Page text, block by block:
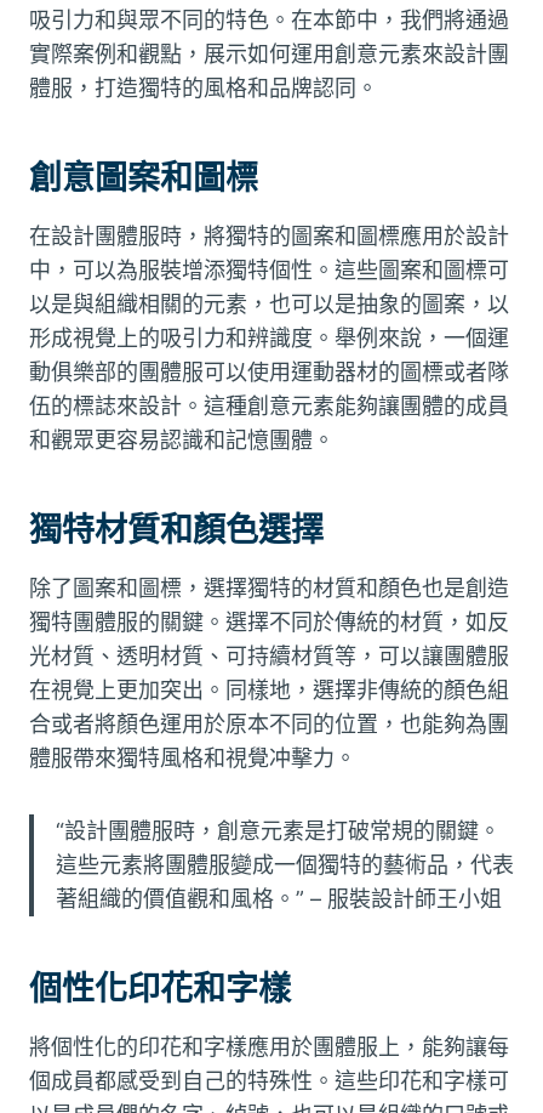
吸引力和與眾不同的特色。在本節中，我們將通過
實際案例和觀點，展示如何運用創意元素來設計團
體服，打造獨特的風格和品牌認同。
創意圖案和圖標
在設計團體服時，將獨特的圖案和圖標應用於設計
中，可以為服裝增添獨特個性。這些圖案和圖標可
以是與組織相關的元素，也可以是抽象的圖案，以
形成視覺上的吸引力和辨識度。舉例來說，一個運
動俱樂部的團體服可以使用運動器材的圖標或者隊
伍的標誌來設計。這種創意元素能夠讓團體的成員
和觀眾更容易認識和記憶團體。
獨特材質和顏色選擇
除了圖案和圖標，選擇獨特的材質和顏色也是創造
獨特團體服的關鍵。選擇不同於傳統的材質，如反
光材質、透明材質、可持續材質等，可以讓團體服
在視覺上更加突出。同樣地，選擇非傳統的顏色組
合或者將顏色運用於原本不同的位置，也能夠為團
體服帶來獨特風格和視覺冲擊力。
“設計團體服時，創意元素是打破常規的關鍵。
這些元素將團體服變成一個獨特的藝術品，代表
著組織的價值觀和風格。” – 服裝設計師王小姐
個性化印花和字樣
將個性化的印花和字樣應用於團體服上，能夠讓每
個成員都感受到自己的特殊性。這些印花和字樣可